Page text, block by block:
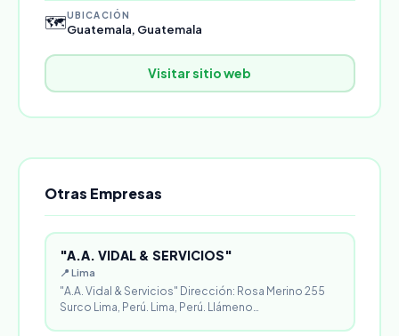
🗺️UBICACIÓN
Guatemala, Guatemala
Visitar sitio web
Otras Empresas
"A.A. VIDAL & SERVICIOS"
📍 Lima
"A.A. Vidal & Servicios" Dirección: Rosa Merino 255
Surco Lima, Perú. Lima, Perú. Llámeno…